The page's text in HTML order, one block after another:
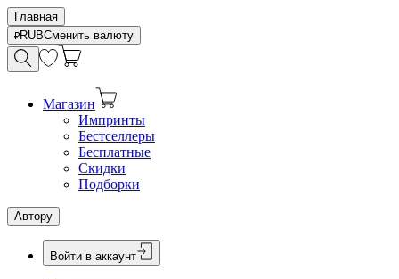
Главная
RUBСменить валюту
Магазин
Импринты
Бестселлеры
Бесплатные
Скидки
Подборки
Автору
Войти в аккаунт